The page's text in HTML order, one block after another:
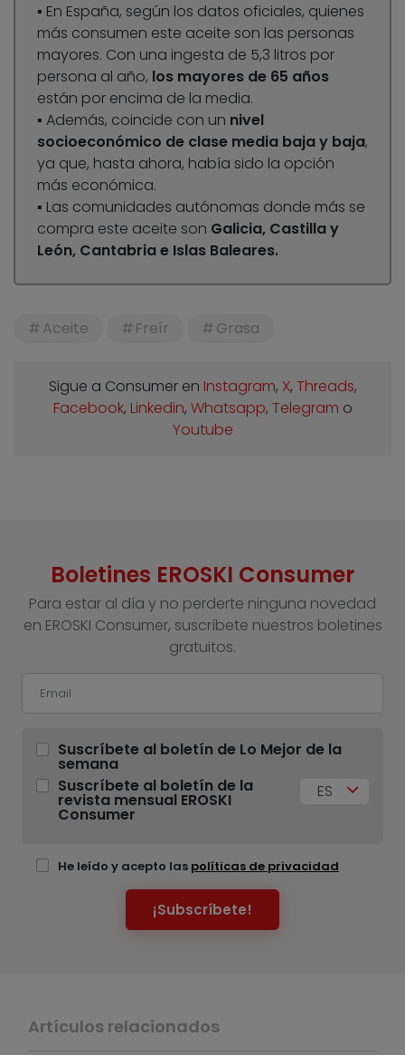
▪️ En España, según los datos oficiales, quienes
más consumen este aceite son las personas
mayores. Con una ingesta de 5,3 litros por
persona al año, los mayores de 65 años
están por encima de la media.
▪️ Además, coincide con un nivel
socioeconómico de clase media baja y baja,
ya que, hasta ahora, había sido la opción
más económica.
▪️ Las comunidades autónomas donde más se
compra este aceite son Galicia, Castilla y
León, Cantabria e Islas Baleares.
Aceite Freír Grasa
Sigue a Consumer en Instagram, X, Threads,
Facebook, Linkedin, Whatsapp, Telegram o
Youtube
Boletines EROSKI Consumer
Para estar al día y no perderte ninguna novedad
en EROSKI Consumer, suscríbete nuestros boletines
gratuitos.
Suscríbete al boletín de Lo Mejor de la
semana
Suscríbete al boletín de la
revista mensual EROSKI
Consumer
ES
He leído y acepto las políticas de privacidad
¡Subscríbete!
Artículos relacionados